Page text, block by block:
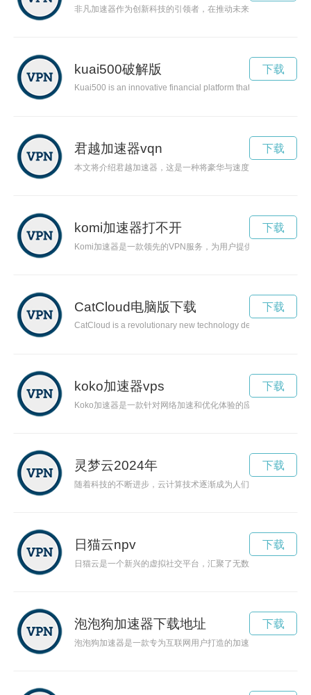
非凡加速器作为创新科技的引领者，在推动未来发展中发挥着
kuai500破解版
Kuai500 is an innovative financial platform that offers users
下载
君越加速器vqn
本文将介绍君越加速器，这是一种将豪华与速度融为一体的创
下载
komi加速器打不开
Komi加速器是一款领先的VPN服务，为用户提供快速、稳定和
下载
CatCloud电脑版下载
CatCloud is a revolutionary new technology designed
下载
koko加速器vps
Koko加速器是一款针对网络加速和优化体验的应用程序。它可
下载
灵梦云2024年
随着科技的不断进步，云计算技术逐渐成为人们生活中不可或
下载
日猫云npv
日猫云是一个新兴的虚拟社交平台，汇聚了无数创意达人和猫
下载
泡泡狗加速器下载地址
泡泡狗加速器是一款专为互联网用户打造的加速工具，能够提
下载